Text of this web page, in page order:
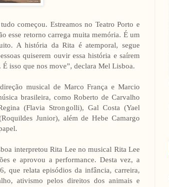
começou. Estreamos no Teatro Porto e
esse retorno carrega muita memória. É um
A história da Rita é atemporal, segue
quiserem ouvir essa história e saírem
isso que nos move”, declara Mel Lisboa.
musical de Marco França e Marcio
brasileira, como Roberto de Carvalho
(Flavia Strongolli), Gal Costa (Yael
Junior), além de Hebe Camargo
interpretou Rita Lee no musical Rita Lee
e aprovou a performance. Desta vez, a
que relata episódios da infância, carreira,
ativismo pelos direitos dos animais e